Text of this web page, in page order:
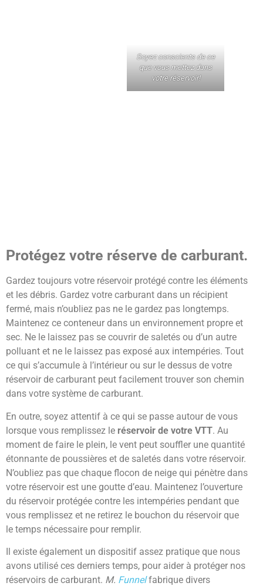
Soyez conscients de ce
que vous mettez dans
votre réservoir!
Protégez votre réserve de carburant.
Gardez toujours votre réservoir protégé contre les éléments
et les débris. Gardez votre carburant dans un récipient
fermé, mais n’oubliez pas ne le gardez pas longtemps.
Maintenez ce conteneur dans un environnement propre et
sec. Ne le laissez pas se couvrir de saletés ou d’un autre
polluant et ne le laissez pas exposé aux intempéries. Tout
ce qui s’accumule à l’intérieur ou sur le dessus de votre
réservoir de carburant peut facilement trouver son chemin
dans votre système de carburant.
En outre, soyez attentif à ce qui se passe autour de vous
lorsque vous remplissez le réservoir de votre VTT. Au
moment de faire le plein, le vent peut souffler une quantité
étonnante de poussières et de saletés dans votre réservoir.
N’oubliez pas que chaque flocon de neige qui pénètre dans
votre réservoir est une goutte d’eau. Maintenez l’ouverture
du réservoir protégée contre les intempéries pendant que
vous remplissez et ne retirez le bouchon du réservoir que
le temps nécessaire pour remplir.
Il existe également un dispositif assez pratique que nous
avons utilisé ces derniers temps, pour aider à protéger nos
réservoirs de carburant. M. Funnelfabrique divers